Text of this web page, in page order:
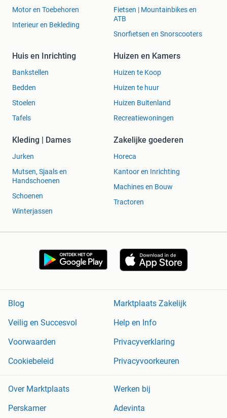
Motor en Toebehoren
Interieur en Bekleding
Fietsen | Mountainbikes en
ATB
Snorfietsen en Snorscooters
Huis en Inrichting
Bankstellen
Bedden
Stoelen
Tafels
Huizen en Kamers
Huizen te Koop
Huizen te huur
Huizen Buitenland
Recreatiewoningen
Kleding | Dames
Jurken
Mutsen, Sjaals en
Handschoenen
Schoenen
Winterjassen
Zakelijke goederen
Horeca
Kantoor en Inrichting
Machines en Bouw
Tractoren
Blog
Marktplaats Zakelijk
Veilig en Succesvol
Help en Info
Voorwaarden
Privacyverklaring
Cookiebeleid
Privacyvoorkeuren
Over Marktplaats
Werken bij
Perskamer
Adevinta